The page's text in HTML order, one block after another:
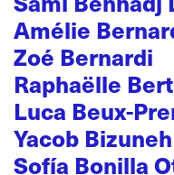
Amélie
Zoé Bernardi
Raphaëlle
Luca Beux-
Yacob Bizuneh
Sofía Bonilla